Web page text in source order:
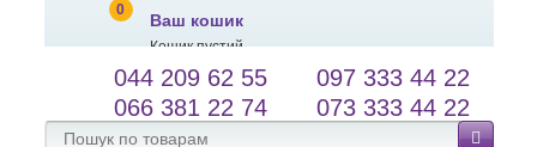
0
Ваш кошик
Кошик пустий
salessameto@gmail.com
Зворотній зв'язок
Мова сайту
044 209 62 55
097 333 44 22
066 381 22 74
073 333 44 22